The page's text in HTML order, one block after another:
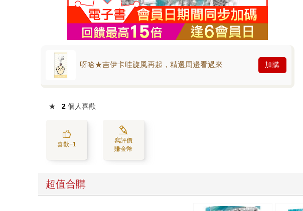
呀哈★吉伊卡哇旋風再起，精選周邊看過來 加購
★ 2 個人喜歡
喜歡+1
寫評價
賺金幣
超值合購